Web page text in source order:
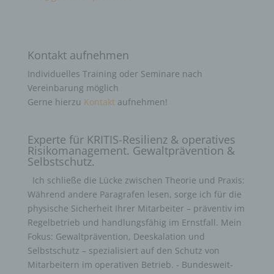
Kontakt aufnehmen
Individuelles Training oder Seminare nach
Vereinbarung möglich
Gerne hierzu Kontaktaufnehmen!
Experte für KRITIS-Resilienz & operatives
Risikomanagement. Gewaltprävention &
Selbstschutz.
Ich schließe die Lücke zwischen Theorie und Praxis:
Während andere Paragrafen lesen, sorge ich für die
physische Sicherheit Ihrer Mitarbeiter – präventiv im
Regelbetrieb und handlungsfähig im Ernstfall. Mein
Fokus: Gewaltprävention, Deeskalation und
Selbstschutz – spezialisiert auf den Schutz von
Mitarbeitern im operativen Betrieb. - Bundesweit-